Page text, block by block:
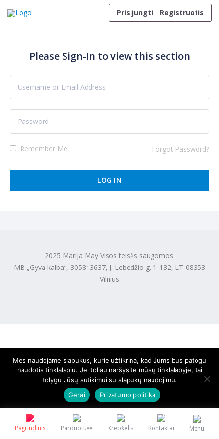
Prisijungti
Registruotis
Pagrindinis Parduotuvė Krepšelis Kontaktai Menu
Please Sign-In to view this section
Remember Me Forgot Password?
2025 Marija May Visos teisės saugomos.
MB „Gyva kalba“, 305813637, J. Lebedžio g. 1-132, LT-08353
Vilnius
Mes naudojame slapukus, kurie užtikrina, kad Jums bus patogu
naudotis tinklalapiu. Jei toliau naršysite mūsų tinklalapyje, tai
tolygu Jūsų sutikimui su slapukų naudojimu.
Gerai
Privatumo politika